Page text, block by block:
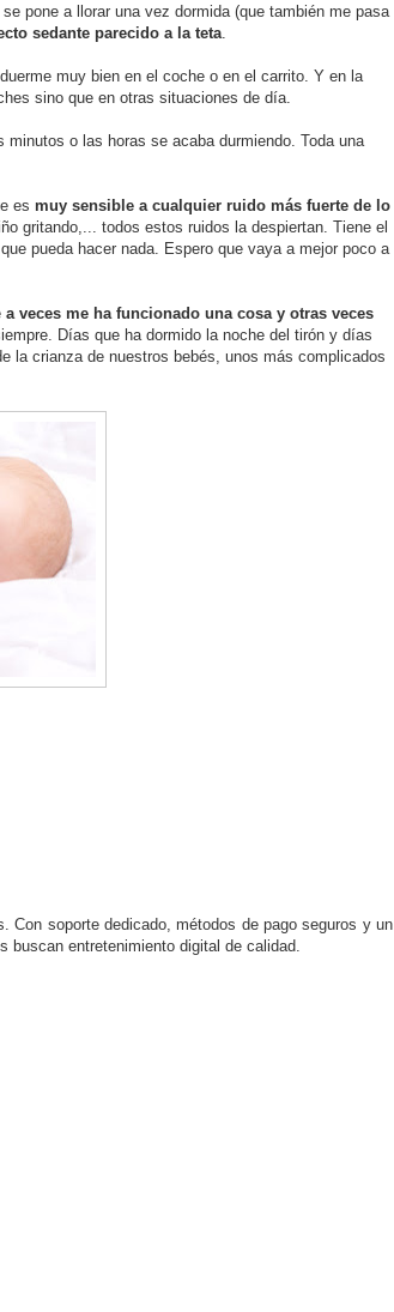
pone a llorar una vez dormida (que también me pasa
sedante parecido a la teta
muy bien en el coche o en el carrito. Y en la
sino que en otras situaciones de día.
o las horas se acaba durmiendo. Toda una
es muy sensible a cualquier ruido más fuerte de lo
gritando,... todos estos ruidos la despiertan. Tiene el
pueda hacer nada. Espero que vaya a mejor poco a
a veces me ha funcionado una cosa y otras veces
Días que ha dormido la noche del tirón y días
la crianza de nuestros bebés, unos más complicados
Con soporte dedicado, métodos de pago seguros y un
buscan entretenimiento digital de calidad.